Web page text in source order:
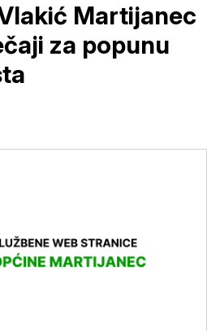
Martijanec
za popunu